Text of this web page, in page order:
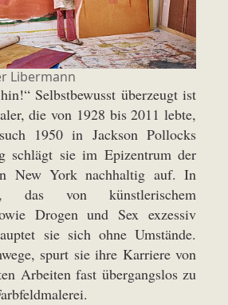
Libermann
Selbstbewusst überzeugt ist
die von 1928 bis 2011 lebte,
1950 in Jackson Pollocks
schlägt sie im Epizentrum der
New York nachhaltig auf. In
das von künstlerischem
Drogen und Sex exzessiv
sie sich ohne Umstände.
spurt sie ihre Karriere von
Arbeiten fast übergangslos zu